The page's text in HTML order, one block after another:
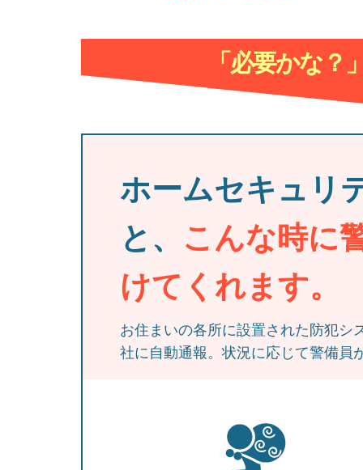
「必要かな？
ホームセキュリ
と、 こんな時に
けてくれます。
お住まいの各所に設置された防犯シ
社に自動通報。状況に応じて警備員